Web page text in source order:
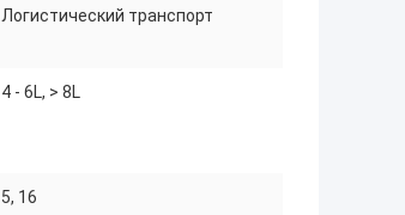
Логистический транспорт
4 - 6L, > 8L
5, 16